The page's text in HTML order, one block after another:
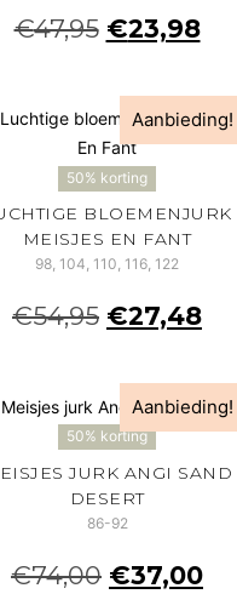
€47,95 €23,98
Aanbieding!
50% korting
BLOEMENJURK
MEISJES EN FANT
98, 104, 110, 116, 122
€54,95 €27,48
Aanbieding!
50% korting
JURK ANGI SAND
DESERT
86-92
€74,00 €37,00